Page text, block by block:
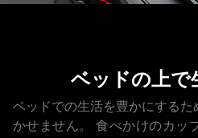
ベッドの上で
ベッドでの生活を豊かにする
かせません。
食べかけのカッ